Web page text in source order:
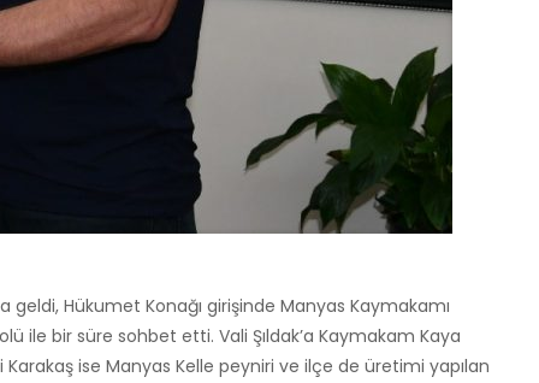
geldi, Hükumet Konağı girişinde Manyas Kaymakamı
ile bir süre sohbet etti. Vali Şıldak’a Kaymakam Kaya
Karakaş ise Manyas Kelle peyniri ve ilçe de üretimi yapılan